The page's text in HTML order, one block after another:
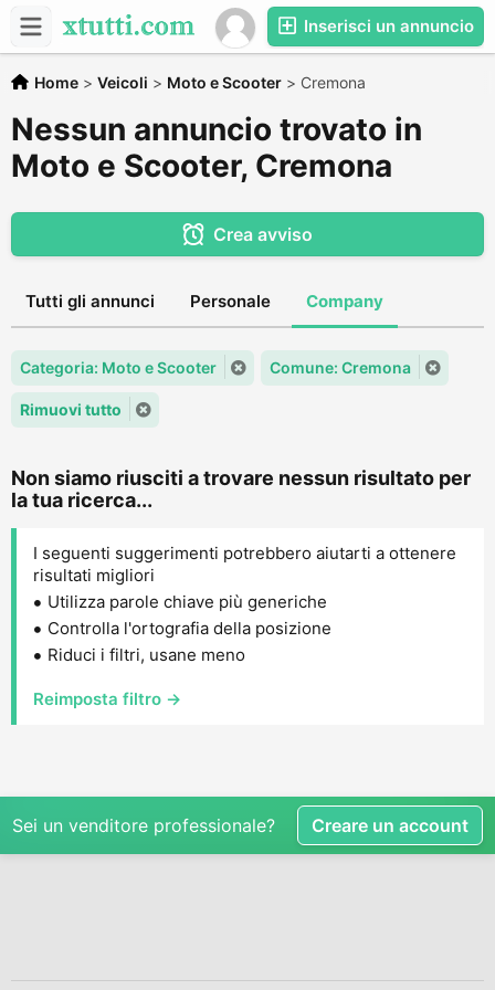
Inserisci un annuncio
Home > Veicoli > Moto e Scooter > Cremona
Nessun annuncio trovato in
Moto e Scooter, Cremona
Crea avviso
Tutti gli annunci Personale Company
Categoria: Moto e Scooter Comune: Cremona
Rimuovi tutto
Non siamo riusciti a trovare nessun risultato per
la tua ricerca...
I seguenti suggerimenti potrebbero aiutarti a ottenere
risultati migliori
Utilizza parole chiave più generiche
Controlla l'ortografia della posizione
Riduci i filtri, usane meno
Reimposta filtro →
Sei un venditore professionale? Creare un account